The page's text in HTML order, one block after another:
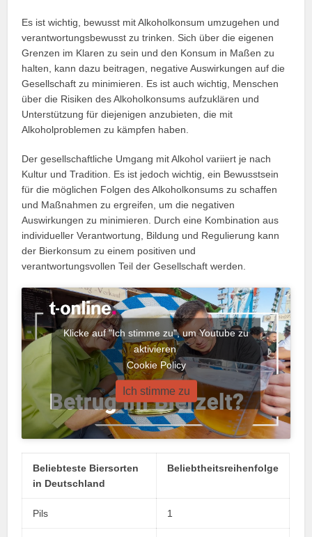
Es ist wichtig, bewusst mit Alkoholkonsum umzugehen und
verantwortungsbewusst zu trinken. Sich über die eigenen
Grenzen im Klaren zu sein und den Konsum in Maßen zu
halten, kann dazu beitragen, negative Auswirkungen auf die
Gesellschaft zu minimieren. Es ist auch wichtig, Menschen
über die Risiken des Alkoholkonsums aufzuklären und
Unterstützung für diejenigen anzubieten, die mit
Alkoholproblemen zu kämpfen haben.
Der gesellschaftliche Umgang mit Alkohol variiert je nach
Kultur und Tradition. Es ist jedoch wichtig, ein Bewusstsein
für die möglichen Folgen des Alkoholkonsums zu schaffen
und Maßnahmen zu ergreifen, um die negativen
Auswirkungen zu minimieren. Durch eine Kombination aus
individueller Verantwortung, Bildung und Regulierung kann
der Bierkonsum zu einem positiven und
verantwortungsvollen Teil der Gesellschaft werden.
Klicke auf "Ich stimme zu", um Youtube zu
aktivieren
Cookie Policy
Ich stimme zu
Beliebteste Biersorten
in Deutschland
Beliebtheitsreihenfolge
Pils 1